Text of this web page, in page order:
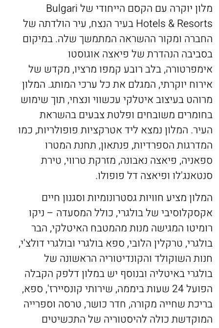
מלון יוקרה עם הקסם הייחודי של Bulgari
Hotels & Resorts בעיר הנצח, עיר הולדתה של
החברה ומקור ההשראה המתמשך שלה. במיקום
בסביבה הנהדרת של פיאצה אוגוסטו
אימפרטורה, בלב רובע קמפו מרציו, מקדש של
אירוח יוקרתי, המגלם את כל ערכי המותג. המלון
מרוהט בעיצוב איטלקי עכשווי ונצחי, תוך שימוש
בחומרים משובחים ופלטת צבעים בהשראת
העיר. המלון נמצא ליד אטרקציות פופולריות, כמו
המדרגות הספרדיות, פנתאון, תחנת המטרו
ספאניה, פיאצה נאבונה, מזרקת טרווי, טירת
סנטאנג'לו ופיאצה דל פופולו.
המלון מציע חוויות גסטרונומיות וסגנון חיים
אקסקלוסיבי של בולגרי, כולל המסעדה – ניקו
רומיטו המגישה מנות מהמטבח האיטלקי, הבר
בולגרי, טרקלין הלובי, ספא בולגרי ובולגרי דולצ'י,
חנות השוקולד והקונדיטוריה הראשונה של
בולגרי באיטליה ובנוסף יש במלון דלפק הקבלה
הפועל 24 שעות ביממה, שירותי קונסיירז', ספא,
בריכת שחייה מקורה, חדר כושר, טרסה וספרייה
המוקדשת כולה להיסטוריה של התכשיטים